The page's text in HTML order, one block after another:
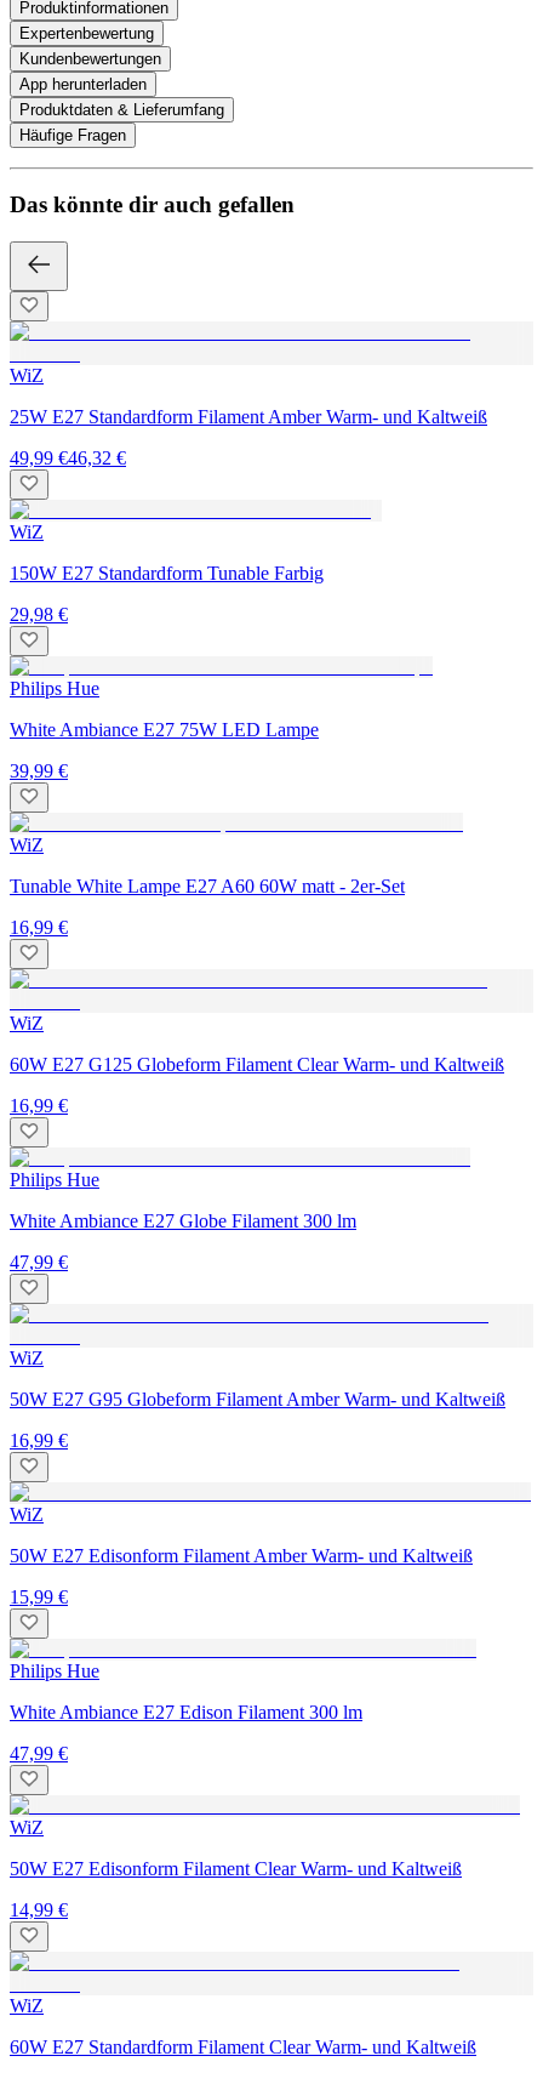
Produktinformationen
Expertenbewertung
Kundenbewertungen
App herunterladen
Produktdaten & Lieferumfang
Häufige Fragen
Das könnte dir auch gefallen
WiZ
25W E27 Standardform Filament Amber Warm- und Kaltweiß
49,99 €46,32 €
WiZ
150W E27 Standardform Tunable Farbig
29,98 €
Philips Hue
White Ambiance E27 75W LED Lampe
39,99 €
WiZ
Tunable White Lampe E27 A60 60W matt - 2er-Set
16,99 €
WiZ
60W E27 G125 Globeform Filament Clear Warm- und Kaltweiß
16,99 €
Philips Hue
White Ambiance E27 Globe Filament 300 lm
47,99 €
WiZ
50W E27 G95 Globeform Filament Amber Warm- und Kaltweiß
16,99 €
WiZ
50W E27 Edisonform Filament Amber Warm- und Kaltweiß
15,99 €
Philips Hue
White Ambiance E27 Edison Filament 300 lm
47,99 €
WiZ
50W E27 Edisonform Filament Clear Warm- und Kaltweiß
14,99 €
WiZ
60W E27 Standardform Filament Clear Warm- und Kaltweiß